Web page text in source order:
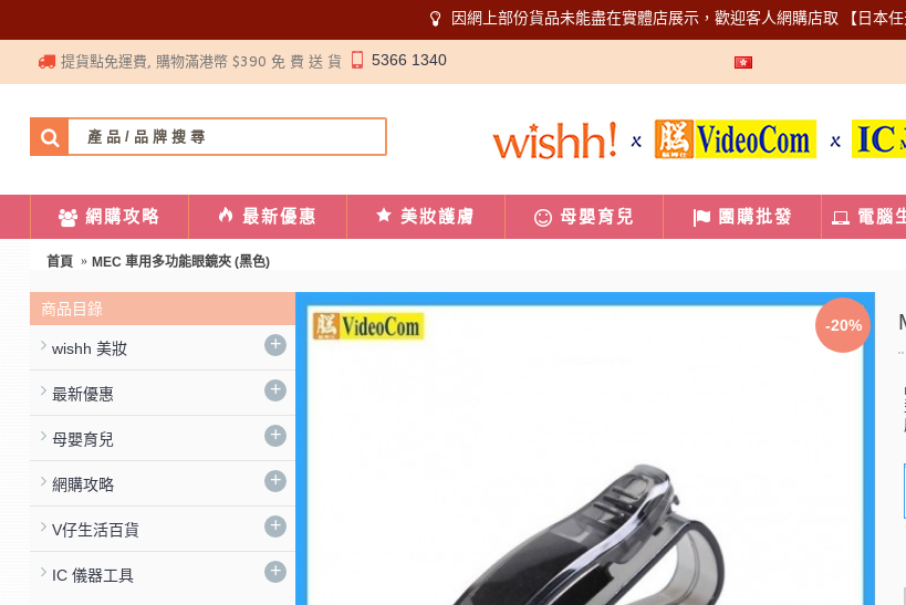
因網上部份貨品未能盡在實體店展示，歡迎客人網購店取 【日本
提貨點免運費, 購物滿港幣 $390 免 費 送 貨 5366 1340
網購攻略 最新優惠 美妝護膚 母嬰育兒 團購批發 電腦
首頁 MEC 車用多功能眼鏡夾 (黑色)
商品目錄
wishh 美妝 +
最新優惠 +
母嬰育兒 +
網購攻略 +
V仔生活百貨 +
IC 儀器工具 +
-20%